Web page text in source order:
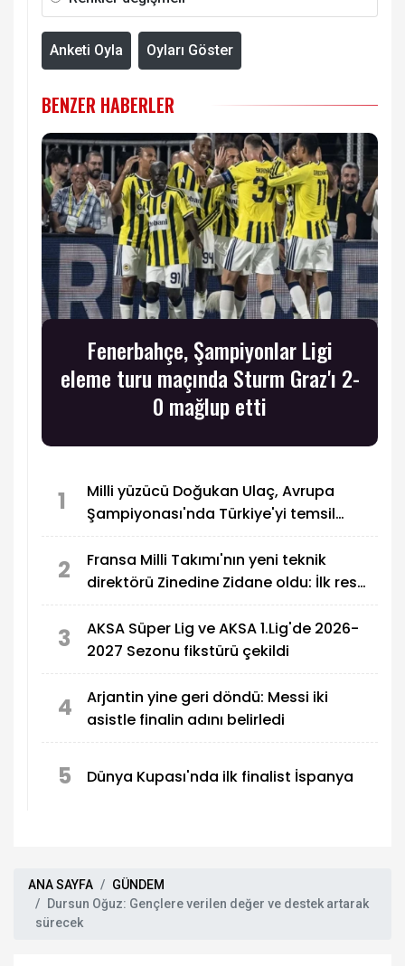
Anketi Oyla Oyları Göster
BENZER HABERLER
Fenerbahçe, Şampiyonlar Ligi
eleme turu maçında Sturm Graz'ı 2-
0 mağlup etti
1
Milli yüzücü Doğukan Ulaç, Avrupa
Şampiyonası'nda Türkiye'yi temsil
2
Fransa Milli Takımı'nın yeni teknik
direktörü Zinedine Zidane oldu: İlk resmi
3
AKSA Süper Lig ve AKSA 1.Lig'de 2026-
2027 Sezonu fikstürü çekildi
4
Arjantin yine geri döndü: Messi iki
asistle finalin adını belirledi
5 Dünya Kupası'nda ilk finalist İspanya
ANA SAYFA
GÜNDEM
Dursun Oğuz: Gençlere verilen değer ve destek artarak
sürecek